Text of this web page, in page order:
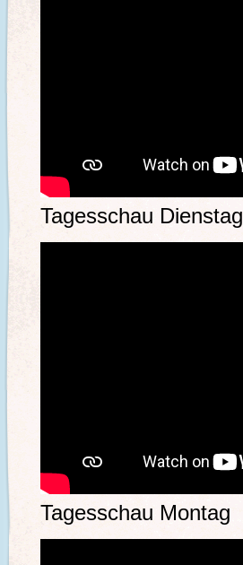
Tagesschau Dienstag
Tagesschau Montag